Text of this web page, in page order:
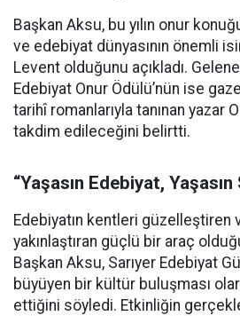
Başkan Aksu, bu yılın onur
ve edebiyat dünyasının önemli
Levent olduğunu açıkladı.
Edebiyat Onur Ödülü’nün ise
tarihî romanlarıyla tanınan yazar
takdim edileceğini belirtti.
“Yaşasın Edebiyat, Yaşasın
Edebiyatın kentleri güzelleştiren
yakınlaştıran güçlü bir araç
Başkan Aksu, Sarıyer Edebiyat
büyüyen bir kültür buluşması
ettiğini söyledi. Etkinliğin